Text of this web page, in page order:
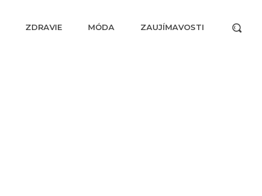
ZDRAVIE MÓDA ZAUJÍMAVOSTI